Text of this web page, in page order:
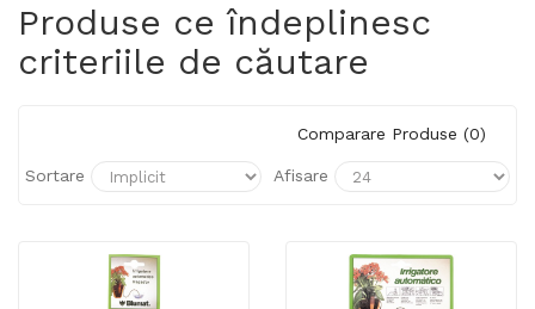
Produse ce îndeplinesc
criteriile de căutare
Comparare Produse (0)
Sortare Afisare